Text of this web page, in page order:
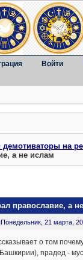
Войти
демотиваторы на
а не ислам
православие, а
Понедельник, 21 марта,
о том
прадед -